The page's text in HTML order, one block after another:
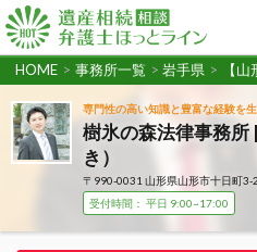
HOME > 事務所一覧 > 岩手県 > 【
専門性の高い知識と豊富な経験を
樹氷の森法律事務所
き）
〒990-0031 山形県山形市十日町3-
受付時間： 平日 9:00~17:00